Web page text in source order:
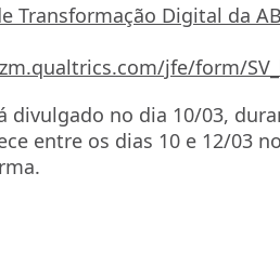
Transformação Digital da
jfe/form/
no dia 10/03,
entre os dias 10 e 12/03